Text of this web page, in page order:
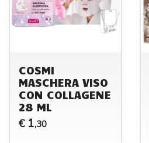
COSMI
MASCHERA VISO
CON COLLAGENE
28 ML
€ 1,30